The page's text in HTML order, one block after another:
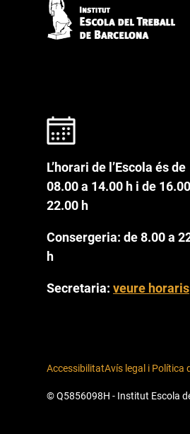
L’horari de l’Escola és de
08.00 a 14.00 h i de
22.00 h
Consergeria: de 8.00 a
h
Secretaria: veure horaris
AccessibilitatAvís legal i Política
© Q5856098H - Institut Escola